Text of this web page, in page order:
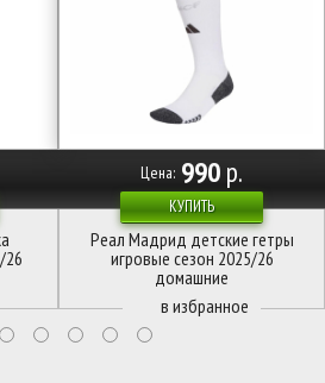
26
КУПИТЬ
Цена: 990р.
Реал Мадрид детские гетры
игровые сезон 2025/26
домашние